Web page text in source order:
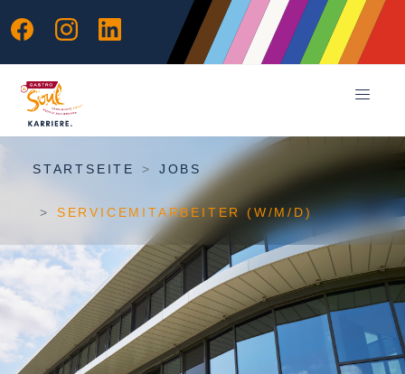
STARTSEITE JOBS
SERVICEMITARBEITER (W/M/D)